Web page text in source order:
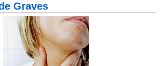
Graves